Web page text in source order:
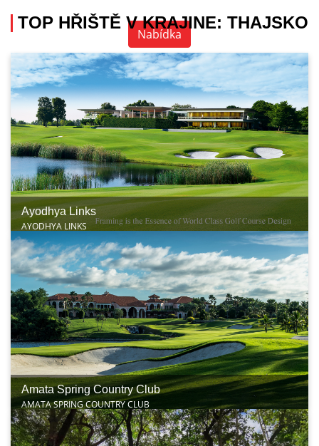
Nabídka
TOP HŘIŠTĚ V KRAJINE: THAJSKO
Ayodhya Links
AYODHYA LINKS
Amata Spring Country Club
AMATA SPRING COUNTRY CLUB